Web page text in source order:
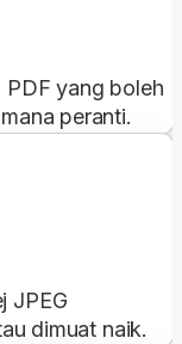
yang boleh
peranti.
JPEG
dimuat naik.